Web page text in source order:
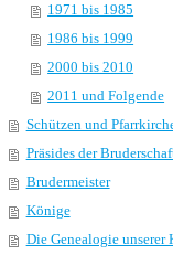
1971 bis 1985
1986 bis 1999
2000 bis 2010
2011 und Folgende
Schützen und
Präsides der
Brudermeister
Könige
Die Genealogie unserer